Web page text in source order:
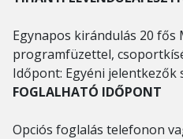
Egynapos kirándulás 20 fős
programfüzettel,
Időpont: Egyéni jelentkezők
FOGLALHATÓ IDŐPONT
Opciós foglalás telefonon